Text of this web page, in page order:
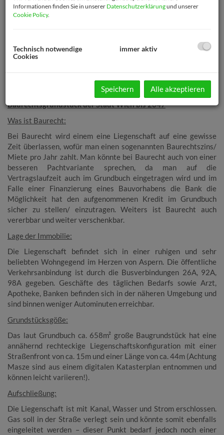
Baurechtsgrundstück der Stadt Wien bis 2047
Was ist Baurecht:
Bei Baurecht wird einem eine Liegenschaft auf eine gewisse
Zeit überlassen, wofür man einen sogenannten Baurechtszins/
Miete pro Jahr zahlt. Man könnte bei Baurecht auch von einer
besseren Pachtvariante sprechen, da man auf die
Vertragslaufzeit auch im Grundbuch eingetragen wird und im
Falle einer Finanzierung eines Bauvorhabens die Bank die
Möglichkeit hat den aufgenommenen Kredit im Grundbuch
sicher zu stellen/ einzutragen. Weiters ist Baurecht auch
vererbbar und weiter verschenkbar.
Lage der Immobilie:
Die Liegenschaft befindet sich in einer ruhigen und sehr
beliebten Wohngegend im Herzen von Aspern. Die öffentliche
Verkehrsanbindung ist durch die Busverbindungen 26A, 92A,
98A gegeben. Geschäfte des täglichen Bedarfs sowie Arzt,
Apotheke, Banken befinden sich in der näheren Umgebung und
sind binnen weniger Autominuten erreichbar.
Grundstücksgöße:
Das laut Grundbuch ca. 658m² große Baugrundstück hat eine
annähernd rechteckige Liegenschaftskonfiguration mit einer
Straßenfront von ca. 15m und einer Länge von ca. 44m (Achtung
Masze sind aus einem digitalen Katasterplan entnommen und
können leicht variieren!).
Aufschließung:
Die Liegenschaft ist mit Kanal, Wasser und Strom erschlossen.
Gas soll in der Straße verlegt sein und könnte somit ebenfalls
eingeleitet werden – dieser Punkt bedarf jedoch noch einer
Informationen finden Sie in unserer Datenschutzerklärungund unserer
Cookie Policy.
Technisch notwendige
Cookies
immer aktiv
Speichern Alle akzeptieren